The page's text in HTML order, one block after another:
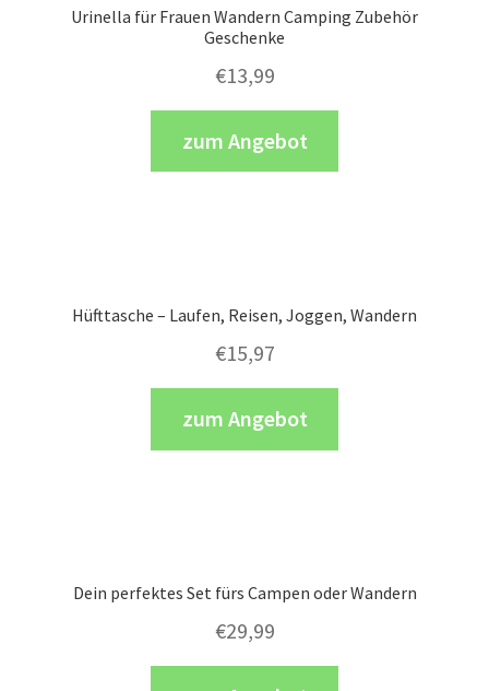
Urinella für Frauen Wandern Camping Zubehör
Geschenke
€13,99
zum Angebot
Hüfttasche – Laufen, Reisen, Joggen, Wandern
€15,97
zum Angebot
Dein perfektes Set fürs Campen oder Wandern
€29,99